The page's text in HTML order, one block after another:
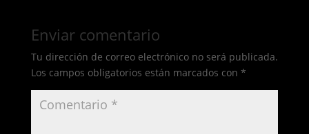
Enviar comentario
Tu dirección de correo electrónico no será publicada.
Los campos obligatorios están marcados con *